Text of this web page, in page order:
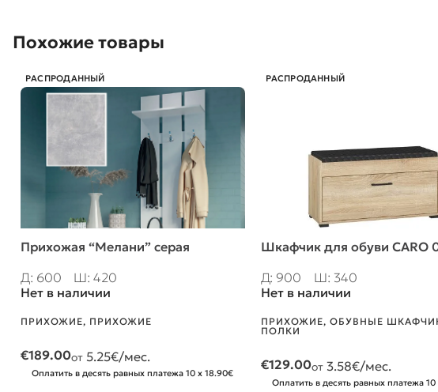
Похожие товары
РАСПРОДАННЫЙ
Прихожая “Мелани” серая
Д: 600
Ш: 420
Нет в наличии
ПРИХОЖИЕ, ПРИХОЖИЕ
€189.00от 5.25€/мес.
Оплатить в десять равных платежа 10 x 18.90€
РАСПРОДАННЫЙ
Шкафчик для обуви CARO
Д: 900
Ш: 340
Нет в наличии
ПРИХОЖИЕ, ОБУВНЫЕ
ПОЛКИ
€129.00от 3.58€/мес.
Оплатить в десять равных платежа